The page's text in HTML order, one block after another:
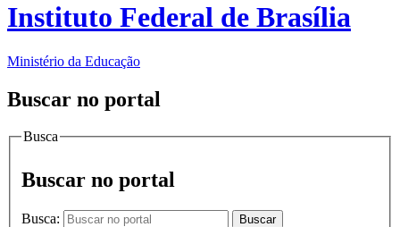
Instituto Federal de Brasília
Ministério da Educação
Buscar no portal
Busca
Buscar no portal
Busca: Buscar